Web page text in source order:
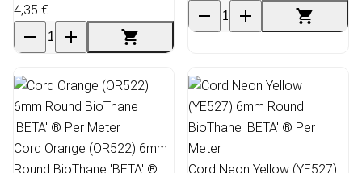
4,35 €
Cord Orange (OR522) 6mm
Round BioThane 'BETA' ®
Cord Neon Yellow (YE527)